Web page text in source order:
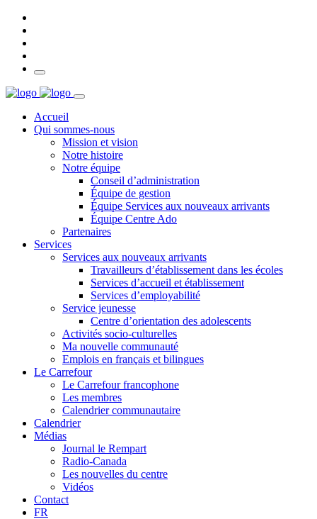
Accueil
Qui sommes-nous
Mission et vision
Notre histoire
Notre équipe
Conseil d’administration
Équipe de gestion
Équipe Services aux nouveaux arrivants
Équipe Centre Ado
Partenaires
Services
Services aux nouveaux arrivants
Travailleurs d’établissement dans les écoles
Services d’accueil et établissement
Services d’employabilité
Service jeunesse
Centre d’orientation des adolescents
Activités socio-culturelles
Ma nouvelle communauté
Emplois en français et bilingues
Le Carrefour
Le Carrefour francophone
Les membres
Calendrier communautaire
Calendrier
Médias
Journal le Rempart
Radio-Canada
Les nouvelles du centre
Vidéos
Contact
FR